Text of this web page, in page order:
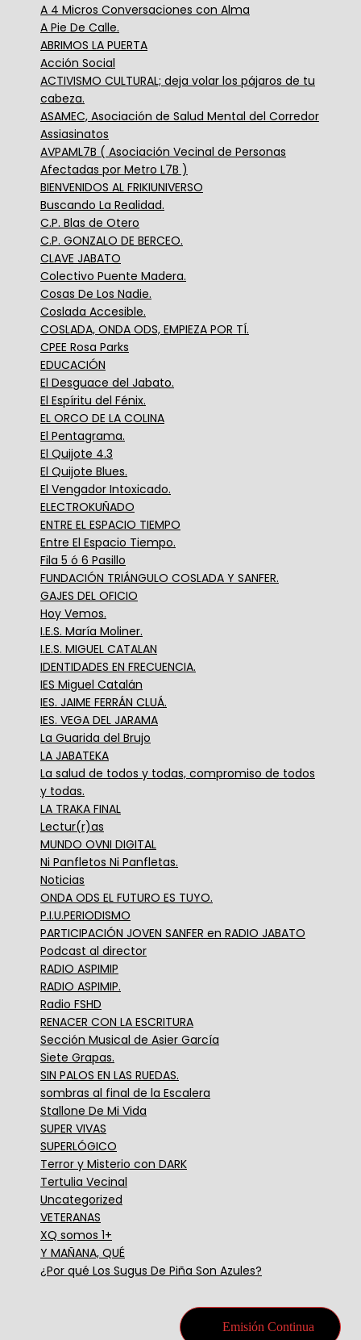
A 4 Micros Conversaciones con Alma
A Pie De Calle.
ABRIMOS LA PUERTA
Acción Social
ACTIVISMO CULTURAL; deja volar los pájaros de tu
cabeza.
ASAMEC, Asociación de Salud Mental del Corredor
Assiasinatos
AVPAML7B ( Asociación Vecinal de Personas
Afectadas por Metro L7B )
BIENVENIDOS AL FRIKIUNIVERSO
Buscando La Realidad.
C.P. Blas de Otero
C.P. GONZALO DE BERCEO.
CLAVE JABATO
Colectivo Puente Madera.
Cosas De Los Nadie.
Coslada Accesible.
COSLADA, ONDA ODS, EMPIEZA POR TÍ.
CPEE Rosa Parks
EDUCACIÓN
El Desguace del Jabato.
El Espíritu del Fénix.
EL ORCO DE LA COLINA
El Pentagrama.
El Quijote 4.3
El Quijote Blues.
El Vengador Intoxicado.
ELECTROKUÑADO
ENTRE EL ESPACIO TIEMPO
Entre El Espacio Tiempo.
Fila 5 ó 6 Pasillo
FUNDACIÓN TRIÁNGULO COSLADA Y SANFER.
GAJES DEL OFICIO
Hoy Vemos.
I.E.S. María Moliner.
I.E.S. MIGUEL CATALAN
IDENTIDADES EN FRECUENCIA.
IES Miguel Catalán
IES. JAIME FERRÁN CLUÁ.
IES. VEGA DEL JARAMA
La Guarida del Brujo
LA JABATEKA
La salud de todos y todas, compromiso de todos
y todas.
LA TRAKA FINAL
Lectur(r)as
MUNDO OVNI DIGITAL
Ni Panfletos Ni Panfletas.
Noticias
ONDA ODS EL FUTURO ES TUYO.
P.I.U.PERIODISMO
PARTICIPACIÓN JOVEN SANFER en RADIO JABATO
Podcast al director
RADIO ASPIMIP
RADIO ASPIMIP.
Radio FSHD
RENACER CON LA ESCRITURA
Sección Musical de Asier García
Siete Grapas.
SIN PALOS EN LAS RUEDAS.
sombras al final de la Escalera
Stallone De Mi Vida
SUPER VIVAS
SUPERLÓGICO
Terror y Misterio con DARK
Tertulia Vecinal
Uncategorized
VETERANAS
XQ somos 1+
Y MAÑANA, QUÉ
¿Por qué Los Sugus De Piña Son Azules?
Emisión Continua